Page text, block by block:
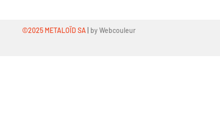
©2025 METALOÏD SA by Webcouleur